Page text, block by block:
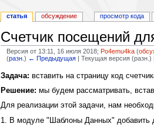
Счетчик посещений
Версия от 13:11, 16 июля 2018;Po4emu4ka (
(разн.) ← Предыдущая | Текущая версия
Задача: вставить на страницу код
Решение: мы будем рассматривать,
Для реализации этой задачи, нам
1. В модуле "Шаблоны Данных" добавить
статья обсуждение просмотр кода